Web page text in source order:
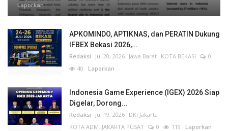
Laporkan
APKOMINDO, APTIKNAS, dan PERATIN Dukung
IFBEX Bekasi 2026,...
Redaksi Jul 20, 2026 Jawa Barat KOTA BEKASI
0
40 Laporkan
Indonesia Game Experience (IGEX) 2026 Siap
Digelar, Dorong...
Redaksi Jul 19, 2026 DKI Jakarta
KOTA ADM. JAKARTA PUSAT
0 119 Laporkan